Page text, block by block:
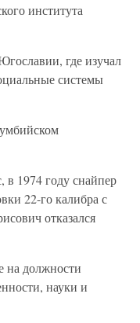
института
где изучал
системы
в 1974 году снайпер
22-го калибра с
отказался
на должности
науки и